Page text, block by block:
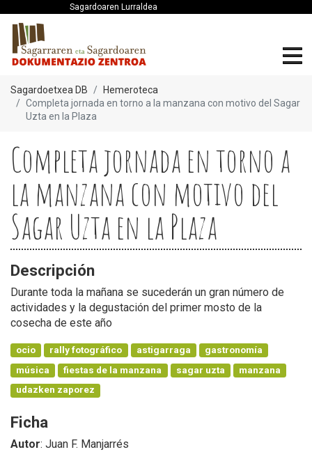
Sagardoaren Lurraldea
Sagardoetxea DB
Hemeroteca
Completa jornada en torno a la manzana con motivo del Sagar
Uzta en la Plaza
Completa jornada en torno a
la manzana con motivo del
Sagar Uzta en la Plaza
Descripción
Durante toda la mañana se sucederán un gran número de
actividades y la degustación del primer mosto de la
cosecha de este año
ocio rally fotográfico astigarraga
gastronomía
música
fiestas de la manzana sagar uzta
manzana
udazken zaporez
Ficha
Autor: Juan F. Manjarrés